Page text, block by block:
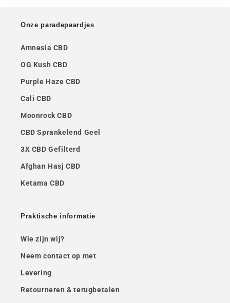
Onze paradepaardjes
Amnesia CBD
OG Kush CBD
Purple Haze CBD
Cali CBD
Moonrock CBD
CBD Sprankelend Geel
3X CBD Gefilterd
Afghan Hasj CBD
Ketama CBD
Praktische informatie
Wie zijn wij?
Neem contact op met
Levering
Retourneren & terugbetalen